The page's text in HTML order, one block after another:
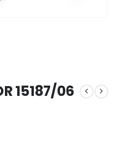
15187/06